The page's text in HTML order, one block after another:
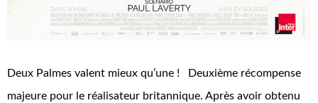
Deux Palmes valent mieux qu’une ! Deuxième récompense
majeure pour le réalisateur britannique. Après avoir obtenu